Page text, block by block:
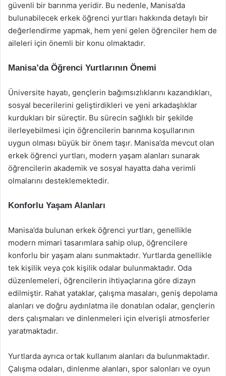
güvenli bir barınma yeridir. Bu nedenle, Manisa’da
bulunabilecek erkek öğrenci yurtları hakkında detaylı bir
değerlendirme yapmak, hem yeni gelen öğrenciler hem de
aileleri için önemli bir konu olmaktadır.
Manisa’da Öğrenci Yurtlarının Önemi
Üniversite hayatı, gençlerin bağımsızlıklarını kazandıkları,
sosyal becerilerini geliştirdikleri ve yeni arkadaşlıklar
kurdukları bir süreçtir. Bu sürecin sağlıklı bir şekilde
ilerleyebilmesi için öğrencilerin barınma koşullarının
uygun olması büyük bir önem taşır. Manisa’da mevcut olan
erkek öğrenci yurtları, modern yaşam alanları sunarak
öğrencilerin akademik ve sosyal hayatta daha verimli
olmalarını desteklemektedir.
Konforlu Yaşam Alanları
Manisa’da bulunan erkek öğrenci yurtları, genellikle
modern mimari tasarımlara sahip olup, öğrencilere
konforlu bir yaşam alanı sunmaktadır. Yurtlarda genellikle
tek kişilik veya çok kişilik odalar bulunmaktadır. Oda
düzenlemeleri, öğrencilerin ihtiyaçlarına göre dizayn
edilmiştir. Rahat yataklar, çalışma masaları, geniş depolama
alanları ve doğru aydınlatma ile donatılan odalar, gençlerin
ders çalışmaları ve dinlenmeleri için elverişli atmosferler
yaratmaktadır.
Yurtlarda ayrıca ortak kullanım alanları da bulunmaktadır.
Çalışma odaları, dinlenme alanları, spor salonları ve oyun